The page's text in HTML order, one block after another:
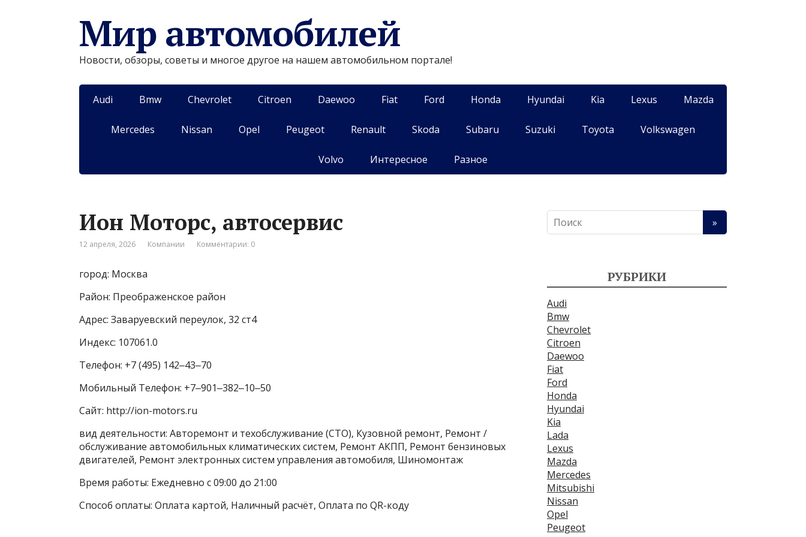
Мир автомобилей
Новости, обзоры, советы и многое другое на нашем автомобильном портале!
Audi Bmw Chevrolet Citroen Daewoo Fiat Ford Honda Hyundai Kia Lexus Mazda
Mercedes Nissan Opel Peugeot Renault Skoda Subaru Suzuki Toyota Volkswagen
Volvo Интересное Разное
Ион Моторс, автосервис
12 апреля, 2026 Компании Комментарии: 0
город: Москва
Район: Преображенское район
Адрес: Заваруевский переулок, 32 ст4
Индекс: 107061.0
Телефон: +7 (495) 142‒43‒70
Мобильный Телефон: +7‒901‒382‒10‒50
Сайт: http://ion-motors.ru
вид деятельности: Авторемонт и техобслуживание (СТО), Кузовной ремонт, Ремонт /
обслуживание автомобильных климатических систем, Ремонт АКПП, Ремонт бензиновых
двигателей, Ремонт электронных систем управления автомобиля, Шиномонтаж
Время работы: Ежедневно с 09:00 до 21:00
Способ оплаты: Оплата картой, Наличный расчёт, Оплата по QR-коду
РУБРИКИ
Audi
Bmw
Chevrolet
Citroen
Daewoo
Fiat
Ford
Honda
Hyundai
Kia
Lada
Lexus
Mazda
Mercedes
Mitsubishi
Nissan
Opel
Peugeot